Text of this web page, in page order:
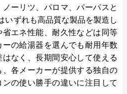
ーリツ、パロマ、パーパスと
いずれも高品質な製品を製造し
エネ性能、耐久性などは同等
の給湯器を選んでも耐用年数
なく、長期間安心して使える
各メーカーが提供する独自の
の使い勝手の違いに注目して